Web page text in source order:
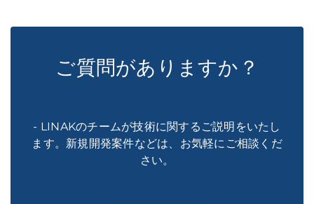
ご質問がありますか？
- LINAKのチームが技術に関するご説明をいたし
ます。新規開発案件などは、お気軽にご相談くだ
さい。